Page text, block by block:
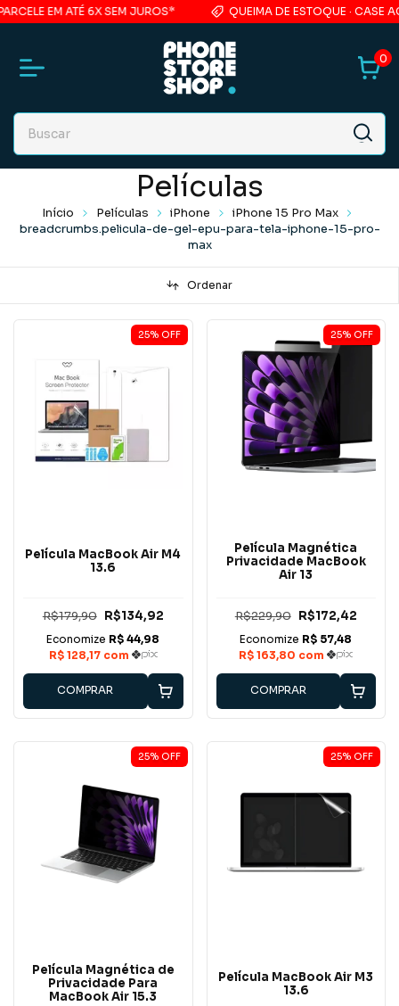
EM ATÉ 6X SEM JUROS* QUEIMA DE ESTOQUE · CASE
0
Películas
Início Películas iPhone
iPhone 15 Pro Max
breadcrumbs.pelicula-de-gel-epu-para-tela-iphone-15-pro-
max
Ordenar
25% OFF
Película MacBook Air M4
13.6
R$179,90 R$134,92
COMPRAR
25% OFF
Película Magnética
Privacidade MacBook
Air 13
R$229,90 R$172,42
COMPRAR
25% OFF
Película Magnética de
Privacidade Para
MacBook Air 15.3
25% OFF
Película MacBook Air M3
13.6